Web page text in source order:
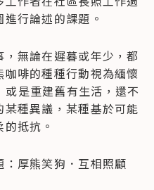
行論述的課題。
無論在遲暮或年少，都
啡的種種行動視為緬懷
是重建舊有生活，還不
種異議，某種基於可能
抵抗。
：厚熊笑狗．互相照顧